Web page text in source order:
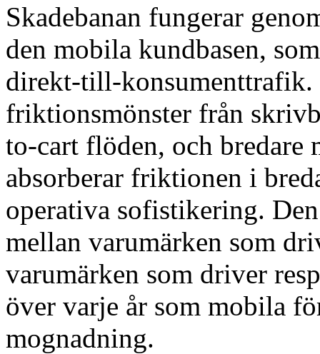
Skadebanan fungerar
den mobila kundbasen,
direkt-till-konsumenttrafik.
friktionsmönster från
to-cart flöden, och bredare
absorberar friktionen i
operativa sofistikering.
mellan varumärken som
varumärken som driver
över varje år som mobila
mognadning.